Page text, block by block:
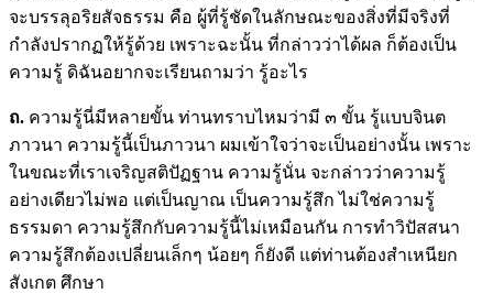
จะบรรลุอริยสัจธรรม คือ ผู้ที่รู้ชัดในลักษณะของสิ่งที่มีจริงที่
กำลังปรากฏให้รู้ด้วย เพราะฉะนั้น ที่กล่าวว่าได้ผล ก็ต้องเป็น
ความรู้ ดิฉันอยากจะเรียนถามว่า รู้อะไร
ถ. ความรู้นี่มีหลายขั้น ท่านทราบไหมว่ามี ๓ ขั้น รู้แบบจินต
ภาวนา ความรู้นี้เป็นภาวนา ผมเข้าใจว่าจะเป็นอย่างนั้น เพราะ
ในขณะที่เราเจริญสติปัฏฐาน ความรู้นั่น จะกล่าวว่าความรู้
อย่างเดียวไม่พอ แต่เป็นญาณ เป็นความรู้สึก ไม่ใช่ความรู้
ธรรมดา ความรู้สึกกับความรู้นี้ไม่เหมือนกัน การทำวิปัสสนา
ความรู้สึกต้องเปลี่ยนเล็กๆ น้อยๆ ก็ยังดี แต่ท่านต้องสำเหนียก
สังเกต ศึกษา